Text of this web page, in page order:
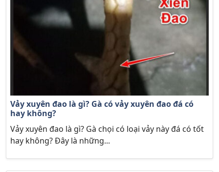
Vảy xuyên đao là gì? Gà có vảy xuyên đao đá có
hay không?
Vảy xuyên đao là gì? Gà chọi có loại vảy này đá có tốt
hay không? Đây là những...